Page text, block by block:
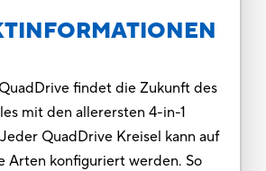
findet die Zukunft des
mit den allerersten 4-in-1
QuadDrive Kreisel kann auf
Arten konfiguriert werden. So